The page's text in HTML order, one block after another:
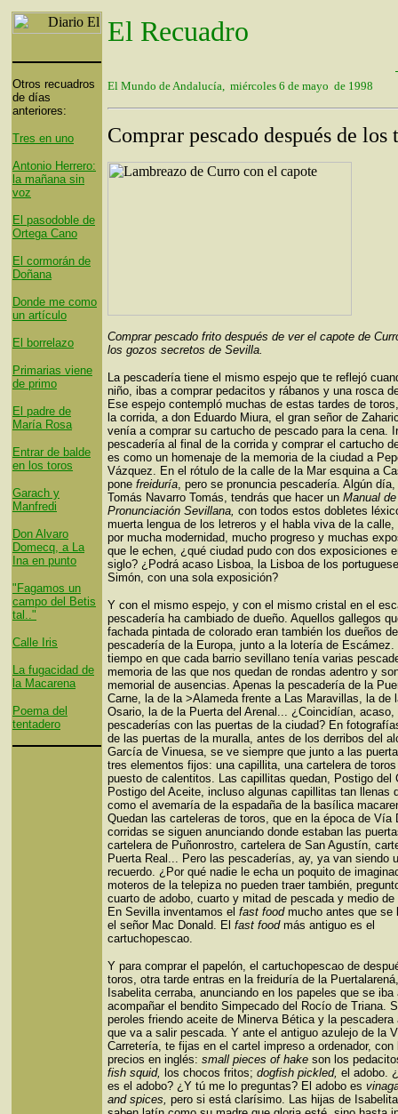
Otros recuadros
de días
anteriores:
Tres en uno
Antonio Herrero:
la mañana sin
voz
El pasodoble de
Ortega Cano
El cormorán de
Doñana
Donde me como
un artículo
El borrelazo
Primarias viene
de primo
El padre de
María Rosa
Entrar de balde
en los toros
Garach y
Manfredi
Don Alvaro
Domecq, a La
Ina en punto
"Fagamos un
campo del Betis
tal.."
Calle Iris
La fugacidad de
la Macarena
Poema del
tentadero
El Recuadro
El Mundo de Andalucía, miércoles 6 de mayo de 1998
Comprar pescado después de los
Comprar pescado frito después de ver el capote de
los gozos secretos de Sevilla.
La pescadería tiene el mismo espejo que te reflejó
niño, ibas a comprar pedacitos y rábanos y una rosca
Ese espejo contempló muchas de estas tardes de
la corrida, a don Eduardo Miura, el gran señor de
venía a comprar su cartucho de pescado para la cena.
pescadería al final de la corrida y comprar el cartucho
es como un homenaje de la memoria de la ciudad a
Vázquez. En el rótulo de la calle de la Mar esquina a
pone freiduría, pero se pronuncia pescadería. Algún
Tomás Navarro Tomás, tendrás que hacer un Manual de
Pronunciación Sevillana, con todos estos dobletes
muerta lengua de los letreros y el habla viva de la calle,
por mucha modernidad, mucho progreso y muchas
que le echen, ¿qué ciudad pudo con dos exposiciones
siglo? ¿Podrá acaso Lisboa, la Lisboa de los
Simón, con una sola exposición?
Y con el mismo espejo, y con el mismo cristal en el
pescadería ha cambiado de dueño. Aquellos gallegos
fachada pintada de colorado eran también los dueños
pescadería de la Europa, junto a la lotería de Escámez.
tiempo en que cada barrio sevillano tenía varias
memoria de las que nos quedan de rondas adentro y
memorial de ausencias. Apenas la pescadería de la
Carne, la de la >Alameda frente a Las Maravillas, la de
Osario, la de la Puerta del Arenal... ¿Coincidían, acaso,
pescaderías con las puertas de la ciudad? En
de las puertas de la muralla, antes de los derribos del
García de Vinuesa, se ve siempre que junto a las
tres elementos fijos: una capillita, una cartelera de
puesto de calentitos. Las capillitas quedan, Postigo del
Postigo del Aceite, incluso algunas capillitas tan llenas
como el avemaría de la espadaña de la basílica
Quedan las carteleras de toros, que en la época de Vía
corridas se siguen anunciando donde estaban las
cartelera de Puñonrostro, cartelera de San Agustín,
Puerta Real... Pero las pescaderías, ay, ya van siendo
recuerdo. ¿Por qué nadie le echa un poquito de
moteros de la telepiza no pueden traer también,
cuarto de adobo, cuarto y mitad de pescada y medio de
En Sevilla inventamos el fast foodmucho antes que se
el señor Mac Donald. El fast foodmás antiguo es el
cartuchopescao.
Y para comprar el papelón, el cartuchopescao de
toros, otra tarde entras en la freiduría de la
Isabelita cerraba, anunciando en los papeles que se iba
acompañar el bendito Simpecado del Rocío de Triana.
peroles friendo aceite de Minerva Bética y la pescadera
que va a salir pescada. Y ante el antiguo azulejo de la
Carretería, te fijas en el cartel impreso a ordenador, con
precios en inglés: small pieces of hake son los
fish squid, los chocos fritos; dogfish pickled, el adobo.
es el adobo? ¿Y tú me lo preguntas? El adobo es
and spices, pero si está clarísimo. Las hijas de